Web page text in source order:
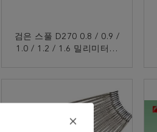
검은 스풀 D270 0.8 / 0.9 /
1.0 / 1.2 / 1.6 밀리미터와